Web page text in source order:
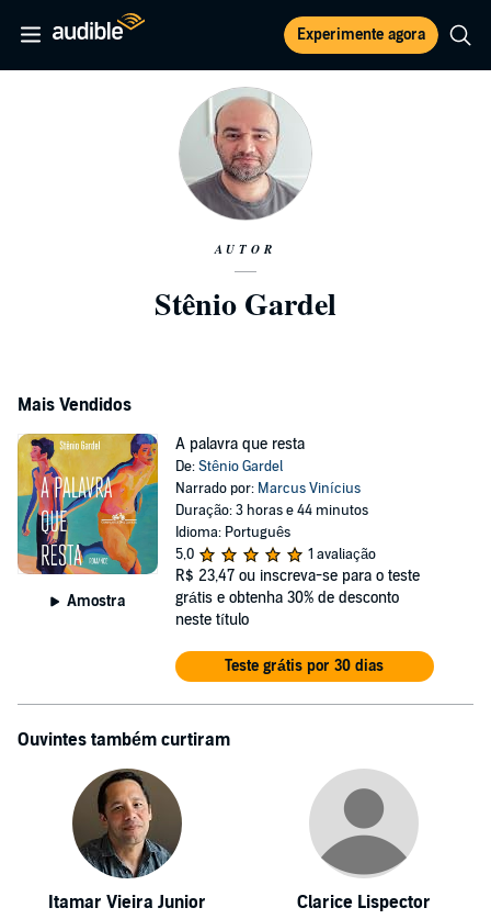
Experimente agora
AUTOR
Stênio Gardel
Mais Vendidos
Amostra
A palavra que resta
De:Stênio Gardel
Narrado por: Marcus Vinícius
Duração: 3 horas e 44 minutos
Idioma: Português
5,0
1 avaliação
R$ 23,47 ou inscreva-se para o teste
grátis e obtenha 30% de desconto
neste título
Teste grátis por 30 dias
Ouvintes também curtiram
Itamar Vieira Junior Clarice Lispector